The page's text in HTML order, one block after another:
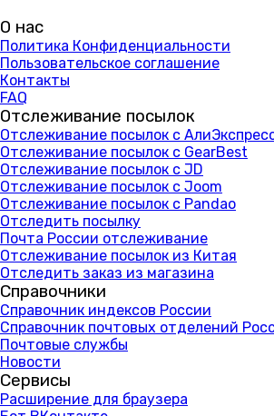
О нас
Политика Конфиденциальности
Пользовательское соглашение
Контакты
FAQ
Отслеживание посылок
Отслеживание посылок с
Отслеживание посылок с GearBest
Отслеживание посылок с JD
Отслеживание посылок с Joom
Отслеживание посылок с Pandao
Отследить посылку
Почта России отслеживание
Отслеживание посылок из Китая
Отследить заказ из магазина
Справочники
Справочник индексов России
Справочник почтовых отделений
Почтовые службы
Новости
Сервисы
Расширение для браузера